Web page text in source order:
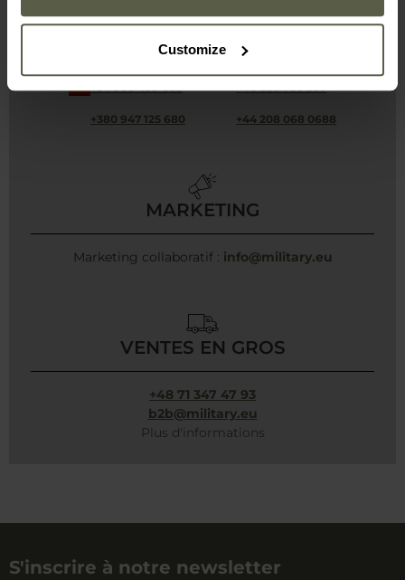
Customize
+351 300 305 010 +40 316 300 735
+421 233 058 156 +386 177 747 48
+380 947 125 680 +44 208 068 0688
MARKETING
Marketing collaboratif : info@military.eu
VENTES EN GROS
+48 71 347 47 93
b2b@military.eu
Plus d'informations
S'inscrire à notre newsletter